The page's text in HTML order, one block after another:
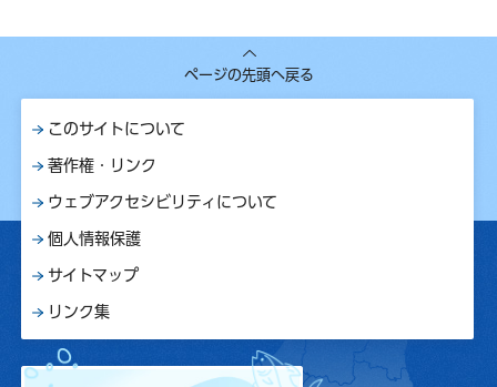
ページの先頭へ戻る
このサイトについて
著作権・リンク
ウェブアクセシビリティについて
個人情報保護
サイトマップ
リンク集